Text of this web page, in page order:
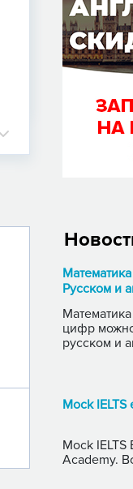
Русском и
цифр
русском и
Mock IELTS
Mock
Academy.